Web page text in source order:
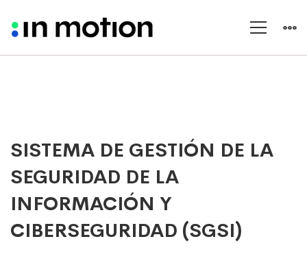
Información
Ciberseguridad
SISTEMA DE GESTIÓN DE LA
SEGURIDAD DE LA
INFORMACIÓN Y
CIBERSEGURIDAD (SGSI)